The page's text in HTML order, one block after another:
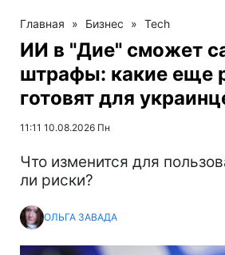
Главная » Бизнес » Tech
ИИ в "Дие" сможет
штрафы: какие еще
готовят для
11:11 10.08.2026 Пн
Что изменится для
ли риски?
ОЛЬГА ЗАВАДА